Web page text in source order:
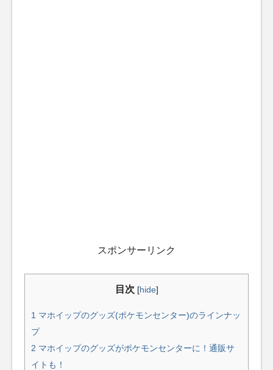
スポンサーリンク
目次 [hide]
1 マホイップのグッズ(ポケモンセンター)のラインナッ
プ
2 マホイップのグッズがポケモンセンターに！通販サ
イトも！